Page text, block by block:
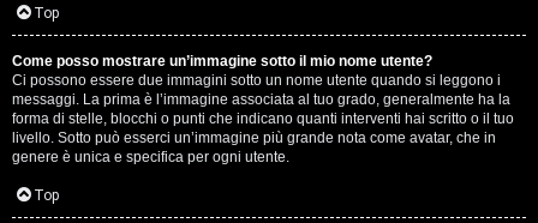
Top
Come posso mostrare un’immagine sotto il mio nome utente?
Ci possono essere due immagini sotto un nome utente quando si leggono i
messaggi. La prima è l’immagine associata al tuo grado, generalmente ha la
forma di stelle, blocchi o punti che indicano quanti interventi hai scritto o il tuo
livello. Sotto può esserci un’immagine più grande nota come avatar, che in
genere è unica e specifica per ogni utente.
Top
G
i
g
i
D